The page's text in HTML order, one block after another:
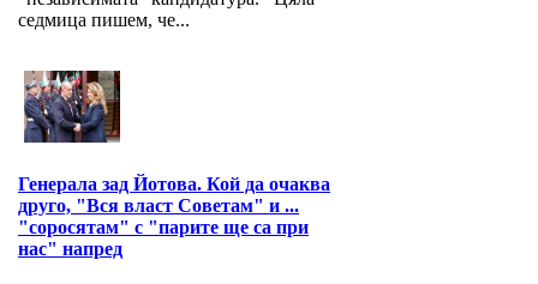
седмица пишем, че...
Генерала зад Йотова. Кой да очаква
друго, "Вся власт Советам" и ...
"соросятам" с "парите ще са при
нас" напред